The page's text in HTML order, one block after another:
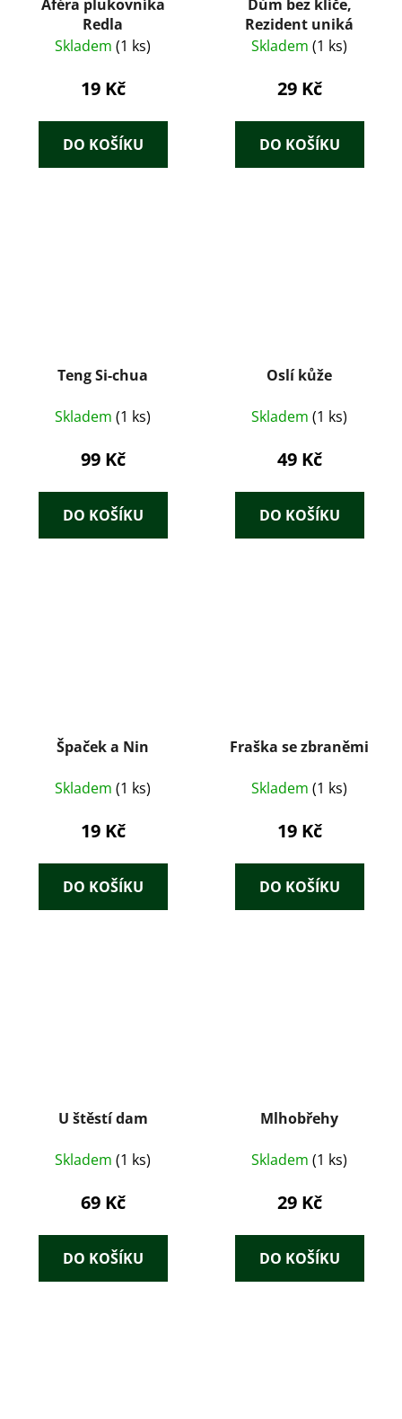
Aféra plukovníka
Redla
Skladem (1 ks)
19 Kč
DO KOŠÍKU
Dům bez klíče,
Rezident uniká
Skladem (1 ks)
29 Kč
DO KOŠÍKU
Teng Si-chua
Skladem (1 ks)
99 Kč
DO KOŠÍKU
Oslí kůže
Skladem (1 ks)
49 Kč
DO KOŠÍKU
Špaček a Nin
Skladem (1 ks)
19 Kč
DO KOŠÍKU
Fraška se zbraněmi
Skladem (1 ks)
19 Kč
DO KOŠÍKU
U štěstí dam
Skladem (1 ks)
69 Kč
DO KOŠÍKU
Mlhobřehy
Skladem (1 ks)
29 Kč
DO KOŠÍKU